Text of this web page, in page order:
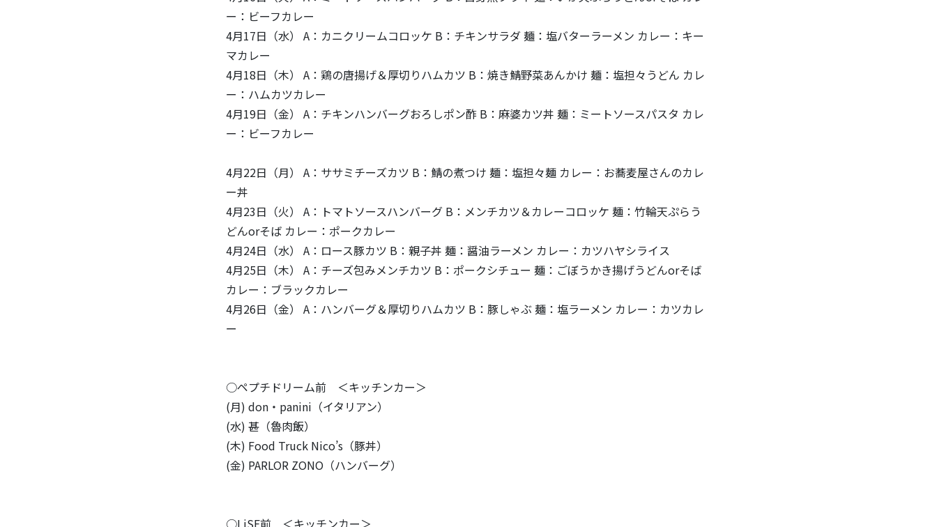
ー：ビーフカレー
4月17日（水） A：カニクリームコロッケ B：チキンサラダ 麺：塩バターラーメン カレー：キー
マカレー
4月18日（木） A：鶏の唐揚げ＆厚切りハムカツ B：焼き鯖野菜あんかけ 麺：塩担々うどん カレ
ー：ハムカツカレー
4月19日（金） A：チキンハンバーグおろしポン酢 B：麻婆カツ丼 麺：ミートソースパスタ カレ
ー：ビーフカレー
4月22日（月） A：ササミチーズカツ B：鯖の煮つけ 麺：塩担々麺 カレー：お蕎麦屋さんのカレ
ー丼
4月23日（火） A：トマトソースハンバーグ B：メンチカツ＆カレーコロッケ 麺：竹輪天ぷらう
どんorそば カレー：ポークカレー
4月24日（水） A：ロース豚カツ B：親子丼 麺：醤油ラーメン カレー：カツハヤシライス
4月25日（木） A：チーズ包みメンチカツ B：ポークシチュー 麺：ごぼうかき揚げうどんorそば
カレー：ブラックカレー
4月26日（金） A：ハンバーグ＆厚切りハムカツ B：豚しゃぶ 麺：塩ラーメン カレー：カツカレ
ー
○ペプチドリーム前 ＜キッチンカー＞
(月) don・panini（イタリアン）
(水) 甚（魯肉飯）
(木) Food Truck Nico’s（豚丼）
(金) PARLOR ZONO（ハンバーグ）
○LiSE前 ＜キッチンカー＞